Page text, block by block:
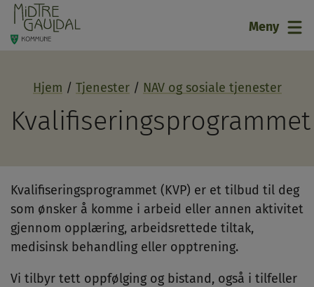
21 Meny
Hjem Tjenester NAV og sosiale tjenester
Kvalifiseringsprogrammet
Kvalifiseringsprogrammet (KVP) er et tilbud til deg
som ønsker å komme i arbeid eller annen aktivitet
gjennom opplæring, arbeidsrettede tiltak,
medisinsk behandling eller opptrening.
Vi tilbyr tett oppfølging og bistand, også i tilfeller